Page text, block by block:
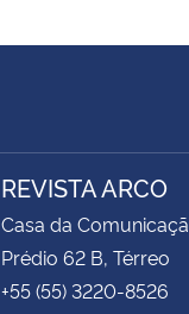
REVISTA ARCO
Casa da
Prédio 62 B, Térreo
+55 (55) 3220-8526